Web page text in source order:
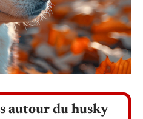
autour du husky